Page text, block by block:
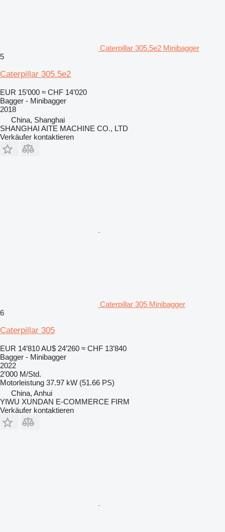
Caterpillar 305.5e2 Minibagger
5
Caterpillar 305.5e2
EUR 15’000 ≈ CHF 14’020
Bagger - Minibagger
2018
China, Shanghai
SHANGHAI AITE MACHINE CO., LTD
Verkäufer kontaktieren
Caterpillar 305 Minibagger
6
Caterpillar 305
EUR 14’810AU$ 24’260 ≈ CHF 13’840
Bagger - Minibagger
2022
2’000 M/Std.
Motorleistung 37.97 kW (51.66 PS)
China, Anhui
YIWU XUNDAN E-COMMERCE FIRM
Verkäufer kontaktieren